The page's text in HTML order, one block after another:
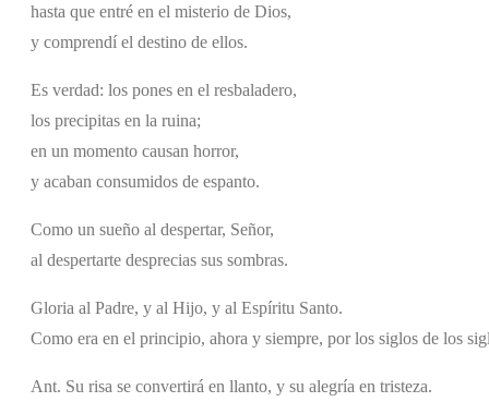
hasta que entré en el misterio de Dios,
y comprendí el destino de ellos.
Es verdad: los pones en el resbaladero,
los precipitas en la ruina;
en un momento causan horror,
y acaban consumidos de espanto.
Como un sueño al despertar, Señor,
al despertarte desprecias sus sombras.
Gloria al Padre, y al Hijo, y al Espíritu Santo.
Como era en el principio, ahora y siempre, por los siglos de los
Ant. Su risa se convertirá en llanto, y su alegría en tristeza.